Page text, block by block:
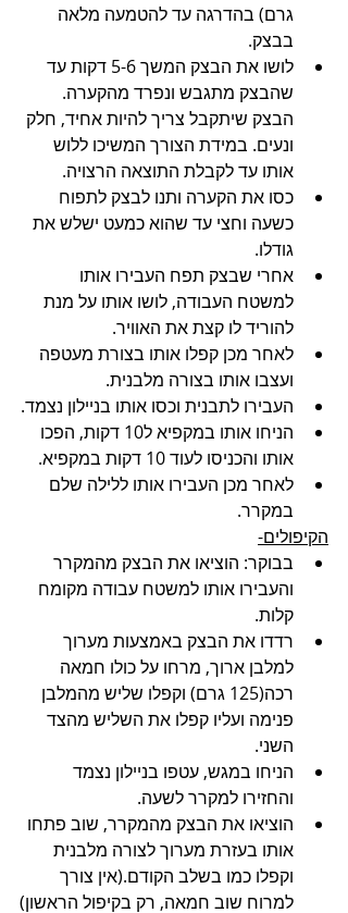
גרם) בהדרגה עד להטמעה מלאה
בבצק.
לושו את הבצק המשך 5-6 דקות עד
שהבצק מתגבש ונפרד מהקערה.
הבצק שיתקבל צריך להיות אחיד, חלק
ונעים. במידת הצורך המשיכו ללוש
אותו עד לקבלת התוצאה הרצויה.
כסו את הקערה ותנו לבצק לתפוח
כשעה וחצי עד שהוא כמעט ישלש את
גודלו.
אחרי שבצק תפח העבירו אותו
למשטח העבודה, לושו אותו על מנת
להוריד לו קצת את האוויר.
לאחר מכן קפלו אותו בצורת מעטפה
ועצבו אותו בצורה מלבנית.
העבירו לתבנית וכסו אותו בניילון נצמד.
הניחו אותו במקפיא ל10 דקות, הפכו
אותו והכניסו לעוד 10 דקות במקפיא.
לאחר מכן העבירו אותו ללילה שלם
במקרר.
הקיפולים-
בבוקר: הוציאו את הבצק מהמקרר
והעבירו אותו למשטח עבודה מקומח
קלות.
רדדו את הבצק באמצעות מערוך
למלבן ארוך, מרחו על כולו חמאה
רכה(125 גרם) וקפלו שליש מהמלבן
פנימה ועליו קפלו את השליש מהצד
השני.
הניחו במגש, עטפו בניילון נצמד
והחזירו למקרר לשעה.
הוציאו את הבצק מהמקרר, שוב פתחו
אותו בעזרת מערוך לצורה מלבנית
וקפלו כמו בשלב הקודם.(אין צורך
למרוח שוב חמאה, רק בקיפול הראשון)